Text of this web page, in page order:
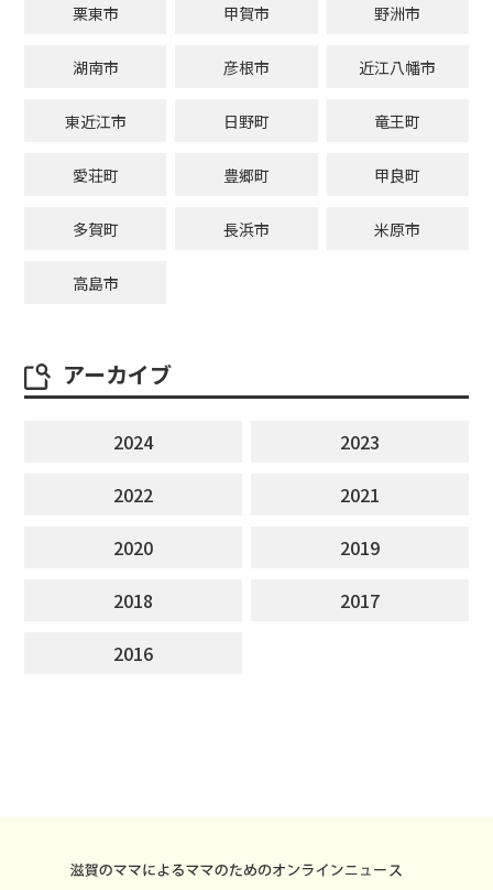
栗東市 甲賀市 野洲市
湖南市 彦根市 近江八幡市
東近江市 日野町 竜王町
愛荘町 豊郷町 甲良町
多賀町 長浜市 米原市
高島市
アーカイブ
2024
2023
2022
2021
2020
2019
2018
2017
2016